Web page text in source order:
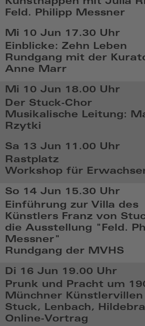
9
2026,
Kunsthappen mit Julia
Feld. Philipp Messner
Jun
10
2026,
12:06
Mi 10 Jun 17.30 Uhr
Einblicke: Zehn Leben
Rundgang mit der
Anne Marr
Jun
10
2026,
17:06
Mi 10 Jun
18.00 Uhr
Der Stuck-Chor
Musikalische Leitung:
Rzytki
Jun
10
2026,
Sa 13 Jun
11.00 Uhr
Rastplatz
Workshop für
Jun
13
2026,
11:06
So 14 Jun 15.30 Uhr
Einführung zur Villa des
Künstlers Franz von
die Ausstellung "Feld.
Messner"
Rundgang der MVHS
Jun
14
2026,
15:06
Di 16 Jun
19.00 Uhr
Prunk und Pracht um
Münchner Künstlervillen
Stuck, Lenbach,
Online-Vortrag